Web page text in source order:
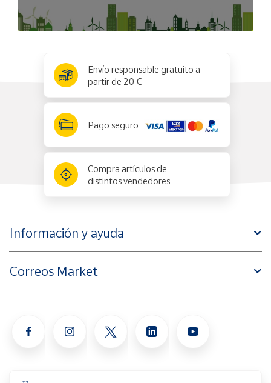
Envío responsable gratuito a
partir de 20 €
Pago seguro
Compra artículos de
distintos vendedores
Información y ayuda
Correos Market